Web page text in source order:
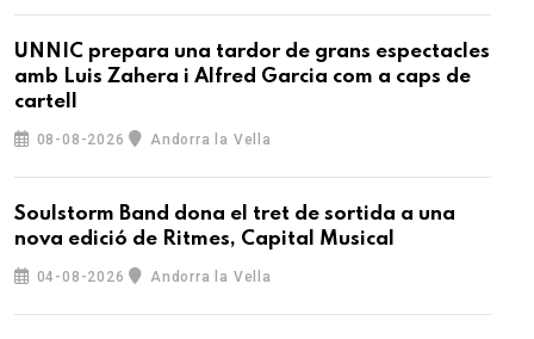
UNNIC prepara una tardor de grans espectacles
amb Luis Zahera i Alfred Garcia com a caps de
cartell
08-08-2026 Andorra la Vella
Soulstorm Band dona el tret de sortida a una
nova edició de Ritmes, Capital Musical
04-08-2026 Andorra la Vella